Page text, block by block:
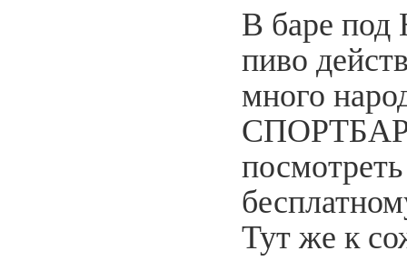
В баре
пиво
много
Тут же к